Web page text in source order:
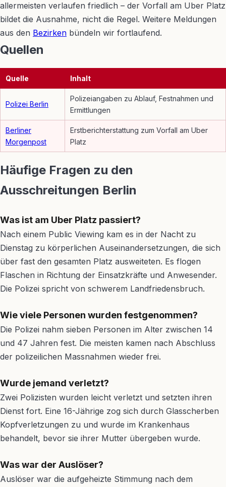
allermeisten verlaufen friedlich – der Vorfall am Uber Platz
bildet die Ausnahme, nicht die Regel. Weitere Meldungen
aus den Bezirken bündeln wir fortlaufend.
Quellen
Quelle Inhalt
Polizei Berlin
Polizeiangaben zu Ablauf, Festnahmen und
Ermittlungen
Berliner
Morgenpost
Erstberichterstattung zum Vorfall am Uber
Platz
Häufige Fragen zu den
Ausschreitungen Berlin
Was ist am Uber Platz passiert?
Nach einem Public Viewing kam es in der Nacht zu
Dienstag zu körperlichen Auseinandersetzungen, die sich
über fast den gesamten Platz ausweiteten. Es flogen
Flaschen in Richtung der Einsatzkräfte und Anwesender.
Die Polizei spricht von schwerem Landfriedensbruch.
Wie viele Personen wurden festgenommen?
Die Polizei nahm sieben Personen im Alter zwischen 14
und 47 Jahren fest. Die meisten kamen nach Abschluss
der polizeilichen Massnahmen wieder frei.
Wurde jemand verletzt?
Zwei Polizisten wurden leicht verletzt und setzten ihren
Dienst fort. Eine 16-Jährige zog sich durch Glasscherben
Kopfverletzungen zu und wurde im Krankenhaus
behandelt, bevor sie ihrer Mutter übergeben wurde.
Was war der Auslöser?
Auslöser war die aufgeheizte Stimmung nach dem